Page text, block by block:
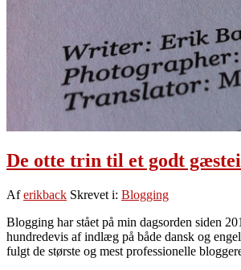
De otte trin til et godt
Aferikback Skrevet i: Blogging
Blogging har stået på min dagsorden siden
hundredevis af indlæg på både dansk og
fulgt de største og mest professionelle